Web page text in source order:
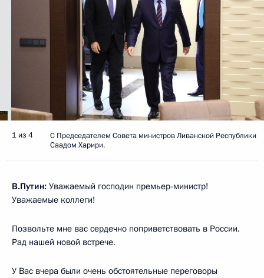
1 из 4
С Председателем Совета министров Ливанской Республики
Саадом Харири.
В.Путин: Уважаемый господин премьер-министр!
Уважаемые коллеги!
Позвольте мне вас сердечно поприветствовать в России.
Рад нашей новой встрече.
У Вас вчера были очень обстоятельные переговоры